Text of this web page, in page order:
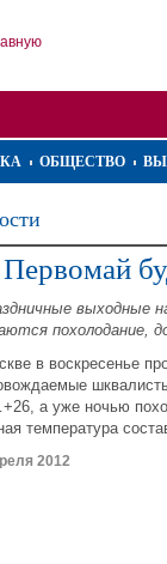
ОБЩЕСТВО
выходные
похолодание,
в воскресенье
а уже ночью
температура
2012